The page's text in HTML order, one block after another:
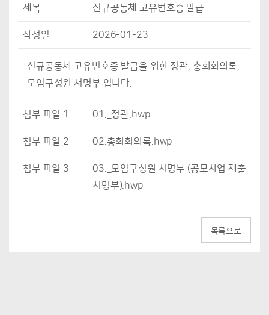
제목 신규공동체 고유번호증 발급
작성일 2026-01-23
신규공동체 고유번호증 발급을 위한 정관, 총회회의록,
모임구성원 서명부 입니다.
첨부 파일 1 01._정관.hwp
첨부 파일 2 02.총회회의록.hwp
첨부 파일 3
03._모임구성원 서명부 (공모사업 제출
서명부).hwp
목록으로